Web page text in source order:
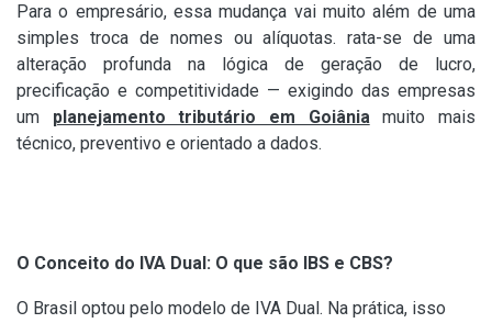
Para o empresário, essa mudança vai muito além de uma
simples troca de nomes ou alíquotas. rata-se de uma
alteração profunda na lógica de geração de lucro,
precificação e competitividade — exigindo das empresas
um planejamento tributário em Goiâniamuito mais
técnico, preventivo e orientado a dados.
O Conceito do IVA Dual: O que são IBS e CBS?
O Brasil optou pelo modelo de IVA Dual. Na prática, isso